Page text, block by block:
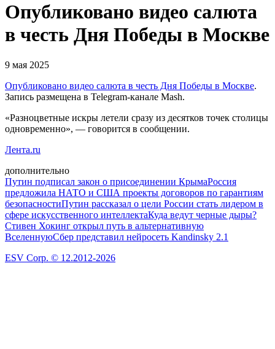
Опубликовано видео салюта
в честь Дня Победы в Москве
9 мая 2025
Опубликовано видео салюта в честь Дня Победы в Москве.
Запись размещена в Telegram-канале Mash.
«Разноцветные искры летели сразу из десятков точек столицы
одновременно», — говорится в сообщении.
Лента.ru
дополнительно
Путин подписал закон о присоединении КрымаРоссия
предложила НАТО и США проекты договоров по гарантиям
безопасностиПутин рассказал о цели России стать лидером в
сфере искусственного интеллектаКуда ведут черные дыры?
Стивен Хокинг открыл путь в альтернативную
ВселеннуюСбер представил нейросеть Kandinsky 2.1
ESV Corp. © 12.2012-2026